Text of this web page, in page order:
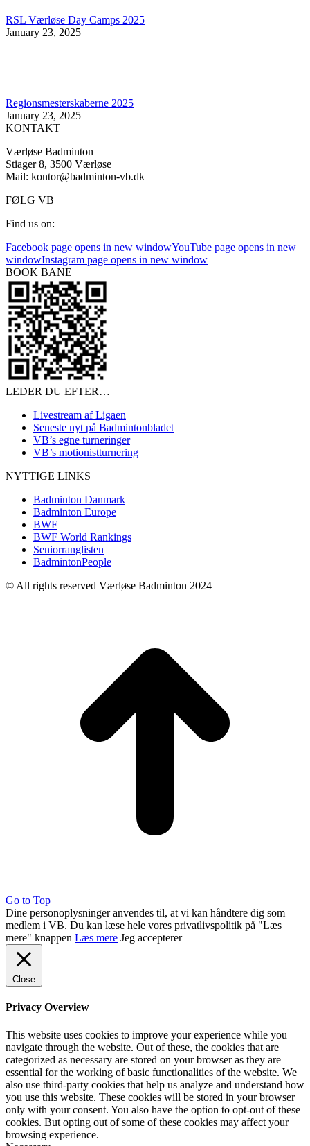
RSL Værløse Day Camps 2025
January 23, 2025
Regionsmesterskaberne 2025
January 23, 2025
KONTAKT
Værløse Badminton
Stiager 8, 3500 Værløse
Mail: kontor@badminton-vb.dk
FØLG VB
Find us on:
Facebook page opens in new windowYouTube page opens in new
windowInstagram page opens in new window
BOOK BANE
LEDER DU EFTER…
Livestream af Ligaen
Seneste nyt på Badmintonbladet
VB’s egne turneringer
VB’s motionistturnering
NYTTIGE LINKS
Badminton Danmark
Badminton Europe
BWF
BWF World Rankings
Seniorranglisten
BadmintonPeople
© All rights reserved Værløse Badminton 2024
Go to Top
Dine personoplysninger anvendes til, at vi kan håndtere dig som
medlem i VB. Du kan læse hele vores privatlivspolitik på "Læs
mere" knappen Læs mere Jeg accepterer
Close
Privacy Overview
This website uses cookies to improve your experience while you
navigate through the website. Out of these, the cookies that are
categorized as necessary are stored on your browser as they are
essential for the working of basic functionalities of the website. We
also use third-party cookies that help us analyze and understand how
you use this website. These cookies will be stored in your browser
only with your consent. You also have the option to opt-out of these
cookies. But opting out of some of these cookies may affect your
browsing experience.